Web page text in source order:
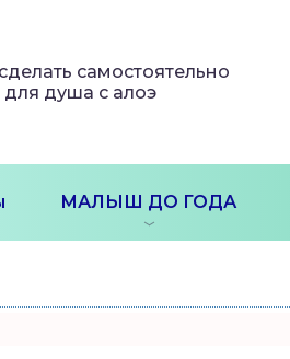
самостоятельно
для душа с алоэ
МАЛЫШ ДО ГОДА